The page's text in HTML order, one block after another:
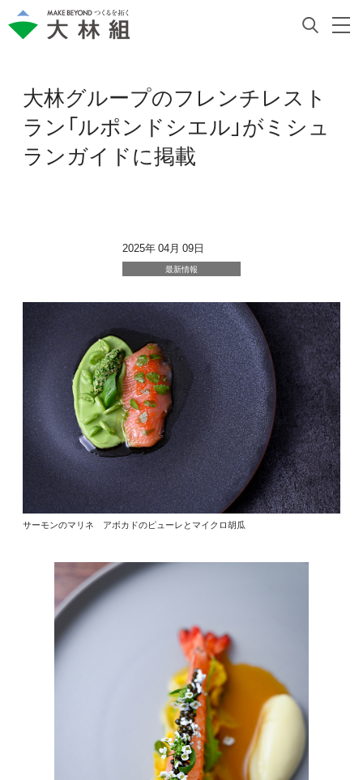
大林グループのフレンチレスト
ラン「ルポンドシエル」がミシュ
ランガイドに掲載
2025年 04月 09日
最新情報
サーモンのマリネ アボカドのピューレとマイクロ胡瓜